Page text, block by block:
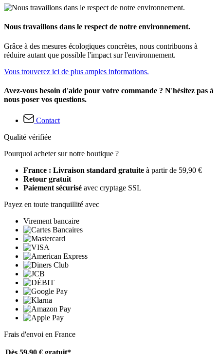
Nous travaillons dans le respect de notre environnement.
Grâce à des mesures écologiques concrètes, nous contribuons à
réduire autant que possible l'impact sur l'environnement.
Vous trouverez ici de plus amples informations.
Avez-vous besoin d'aide pour votre commande ? N'hésitez pas à
nous poser vos questions.
Contact
Qualité vérifiée
Pourquoi acheter sur notre boutique ?
France : Livraison standard gratuite à partir de 59,90 €
Retour gratuit
Paiement sécurisé avec cryptage SSL
Payez en toute tranquillité avec
Virement bancaire
Frais d'envoi en France